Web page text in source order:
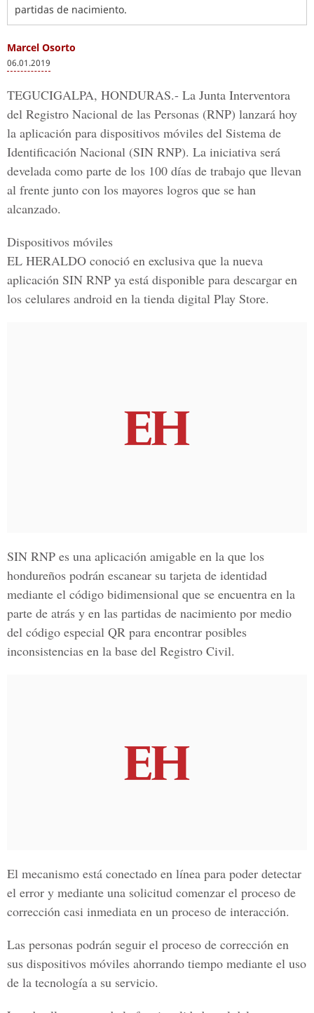
partidas de nacimiento.
Marcel Osorto
06.01.2019
TEGUCIGALPA, HONDURAS.- La Junta Interventora
del Registro Nacional de las Personas (RNP) lanzará hoy
la aplicación para dispositivos móviles del Sistema de
Identificación Nacional (SIN RNP). La iniciativa será
develada como parte de los 100 días de trabajo que llevan
al frente junto con los mayores logros que se han
alcanzado.
Dispositivos móviles
EL HERALDO conoció en exclusiva que la nueva
aplicación SIN RNP ya está disponible para descargar en
los celulares android en la tienda digital Play Store.
SIN RNP es una aplicación amigable en la que los
hondureños podrán escanear su tarjeta de identidad
mediante el código bidimensional que se encuentra en la
parte de atrás y en las partidas de nacimiento por medio
del código especial QR para encontrar posibles
inconsistencias en la base del Registro Civil.
El mecanismo está conectado en línea para poder detectar
el error y mediante una solicitud comenzar el proceso de
corrección casi inmediata en un proceso de interacción.
Las personas podrán seguir el proceso de corrección en
sus dispositivos móviles ahorrando tiempo mediante el uso
de la tecnología a su servicio.